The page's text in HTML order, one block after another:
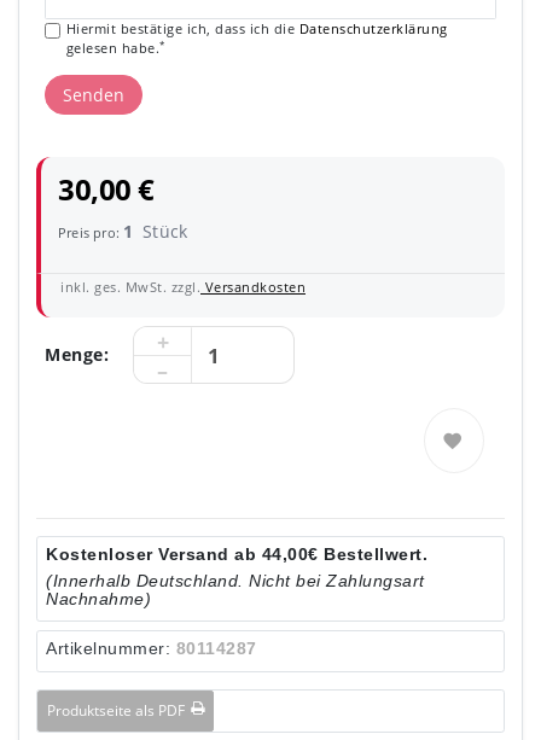
Hiermit bestätige ich, dass ich die Daten­schutz­erklärung
gelesen habe.*
Senden
30,00 €
Preis pro: 1 Stück
inkl. ges. MwSt. zzgl. Versandkosten
Menge:
Kostenloser Versand ab 44,00€ Bestellwert.
(Innerhalb Deutschland. Nicht bei Zahlungsart
Nachnahme)
Artikelnummer: 80114287
Produktseite als PDF